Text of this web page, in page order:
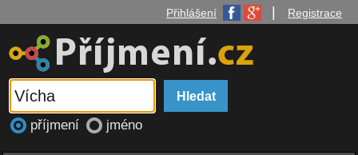
Přihlášení Registrace
příjmení jméno